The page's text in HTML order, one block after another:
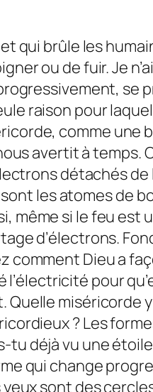
qui brûle les
ou de fuir. Je
raison pour
comme
avertit à temps.
détachés
les atomes de
même si le feu
d’électrons.
Dieu a
pour
miséricorde
? Les
tu déjà vu une
qui change
sont des